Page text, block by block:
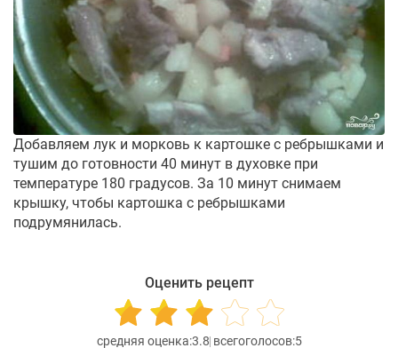
Добавляем лук и морковь к картошке с ребрышками и
тушим до готовности 40 минут в духовке при
температуре 180 градусов. За 10 минут снимаем
крышку, чтобы картошка с ребрышками
подрумянилась.
Оценить рецепт
3.8 5